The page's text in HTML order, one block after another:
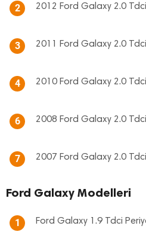
2 2012 Ford Galaxy 2.0 Tdci
3 2011 Ford Galaxy 2.0 Tdci
4 2010 Ford Galaxy 2.0 Tdci
6 2008 Ford Galaxy 2.0 Tdci
7 2007 Ford Galaxy 2.0 Tdci
Ford Galaxy Modelleri
1 Ford Galaxy 1.9 Tdci